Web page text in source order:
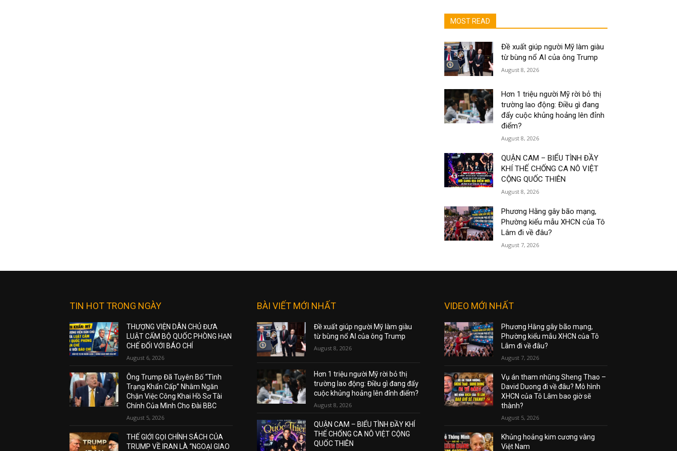
MOST READ
Đề xuất giúp người Mỹ làm giàu
từ bùng nổ AI của ông Trump
August 8, 2026
Hơn 1 triệu người Mỹ rời bỏ thị
trường lao động: Điều gì đang
đẩy cuộc khủng hoảng lên đỉnh
điểm?
August 8, 2026
QUẬN CAM – BIỂU TÌNH ĐẦY
KHÍ THẾ CHỐNG CA NÔ VIỆT
CỘNG QUỐC THIÊN
August 8, 2026
Phương Hằng gây bão mạng,
Phường kiểu mẫu XHCN của Tô
Lâm đi về đâu?
August 7, 2026
TIN HOT TRONG NGÀY
THƯỢNG VIỆN DÂN CHỦ ĐƯA
LUẬT CẤM BỘ QUỐC PHÒNG HẠN
CHẾ ĐỐI VỚI BÁO CHÍ
August 6, 2026
Ông Trump Đã Tuyên Bố “Tình
Trạng Khẩn Cấp” Nhằm Ngăn
Chặn Việc Công Khai Hồ Sơ Tài
Chính Của Mình Cho Đài BBC
August 5, 2026
THẾ GIỚI GỌI CHÍNH SÁCH CỦA
TRUMP VỀ IRAN LÀ “NGOẠI GIAO
BÀI VIẾT MỚI NHẤT
Đề xuất giúp người Mỹ làm giàu
từ bùng nổ AI của ông Trump
August 8, 2026
Hơn 1 triệu người Mỹ rời bỏ thị
trường lao động: Điều gì đang đẩy
cuộc khủng hoảng lên đỉnh điểm?
August 8, 2026
QUẬN CAM – BIỂU TÌNH ĐẦY KHÍ
THẾ CHỐNG CA NÔ VIỆT CỘNG
QUỐC THIÊN
VIDEO MỚI NHẤT
Phương Hằng gây bão mạng,
Phường kiểu mẫu XHCN của Tô
Lâm đi về đâu?
August 7, 2026
Vụ án tham nhũng Sheng Thao –
David Duong đi về đâu? Mô hình
XHCN của Tô Lâm bao giờ sẽ
thành?
August 5, 2026
Khủng hoảng kim cương vàng
Việt Nam